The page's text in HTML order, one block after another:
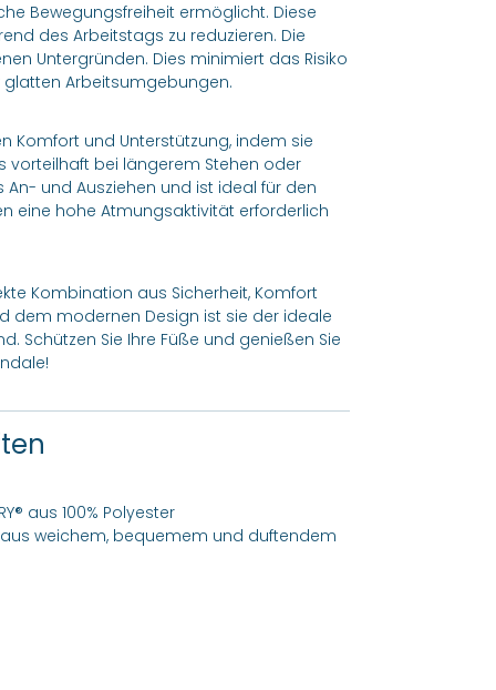
Bewegungsfreiheit ermöglicht. Diese
des Arbeitstags zu reduzieren. Die
Untergründen. Dies minimiert das Risiko
Arbeitsumgebungen.
Komfort und Unterstützung, indem sie
vorteilhaft bei längerem Stehen oder
und Ausziehen und ist ideal für den
eine hohe Atmungsaktivität erforderlich
Kombination aus Sicherheit, Komfort
dem modernen Design ist sie der ideale
Schützen Sie Ihre Füße und genießen Sie
aus 100% Polyester
aus weichem, bequemem und duftendem